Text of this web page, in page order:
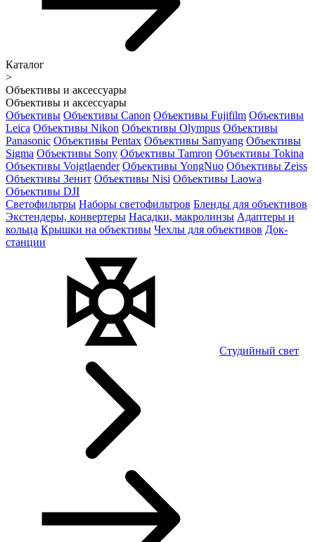
Каталог
>
Объективы и аксессуары
Объективы и аксессуары
Объективы Объективы Canon Объективы Fujifilm Объективы
Leica Объективы Nikon Объективы Olympus Объективы
Panasonic Объективы Pentax Объективы Samyang Объективы
Sigma Объективы Sony Объективы Tamron Объективы Tokina
Объективы Voigtlaender Объективы YongNuo Объективы Zeiss
Объективы Зенит Объективы Nisi Объективы Laowa
Объективы DJI
Светофильтры Наборы светофильтров Бленды для объективов
Экстендеры, конвертеры Насадки, макролинзы Адаптеры и
кольца Крышки на объективы Чехлы для объективов Док-
станции
Студийный свет